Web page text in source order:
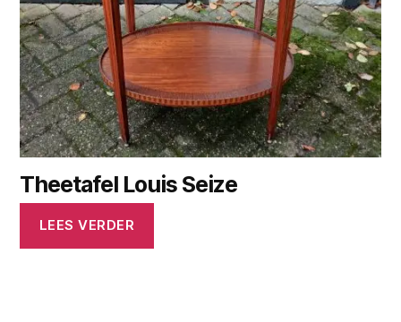
Theetafel Louis Seize
LEES VERDER